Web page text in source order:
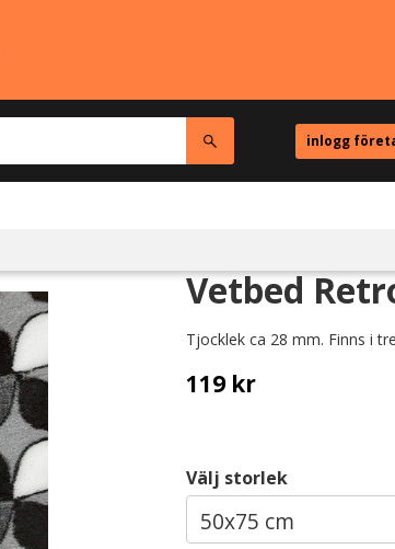
inlogg
Vetbed
Tjocklek ca 28 mm. Finns i
119kr
Välj storlek